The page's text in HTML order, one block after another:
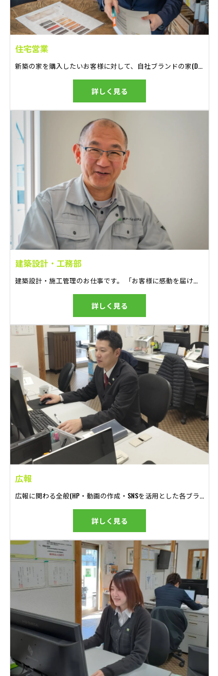
住宅営業
新築の家を購入したいお客様に対して、自社ブランドの家(DASHホーム・平屋GOOD)をご提案し、お引き渡しまでフォローしていただきます。 Webチラシを見て興味を持ち、イベント(見学会)に参加されたお客様や、チラシを見てお問い合わせくださるお客様などに対し、ご提案をしていただきます。 一軒一軒にそれぞれの家族の物語があります。 一生に一度の家づくりの感動を、お客様と共に体験することができる、とてもやりがいのあるお仕事です。
詳しく見る
建築設計・工務部
建築設計・施工管理のお仕事です。 「お客様に感動を届ける」という理念を掲げ、現場で働くスタッフ一人ひとりが一丸となって家づくりをしています。 現場管理ソフトを導入しておりますので、効率的な現場管理ができる環境を作っています。 積極的に新しい技術や仕組みを取り入れ、関わるすべての人が一体となってより良い家づくりを実現します。 誠実でありながら、必要なことをしっかりと伝えることができる責任感のある方に向いているお仕事です。
詳しく見る
広報
広報に関わる全般(HP・動画の作成・SNSを活用とした各ブランドのPR) ※自社ブランドPR/SEO対策/Web広告の運用/チラシ作成等 ※告知活動を含む業務
詳しく見る